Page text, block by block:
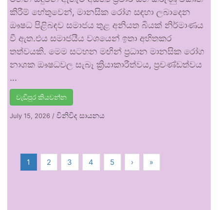
කිරීම් හේතුවෙන්, මානසික රෝග සඳහා ලබාදෙන
ඖෂධ පිළිබඳව සමාජය තුළ අනියත බියක් නිර්මාණය
වී ඇත.එය සමාජයීය වශයෙන් ඉතා අහිතකර
තත්වයකි. මෙම සටහන මඟින් ප්‍රධාන මානසික රෝග
නාශක ඖෂධවල සැබෑ ක්‍රියාකාරීත්වය, ප්‍රචණ්ඩත්වය
…
වැඩිපුර කියවන්න
July 15, 2026 / විනිවිද සායනය
1 2 3 4 5 › »